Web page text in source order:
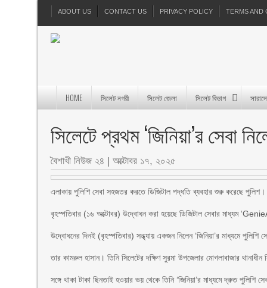
ABOUT US CONTACT US PRIVACY POLICY TERMS AND
HOME সিলেট নগরী সিলেট জেলা সিলেট বিভাগ
সিলেটে প্রথম ‘জিনিয়া’র সেবা
বৈশাখী নিউজ ২৪ | অক্টোবর ১৭, ২০২৫
এলাকায় পুলিশি সেবা সহজতর করতে ডিজিটাল পদ্ধতি ব্যবহার শুরু করেছে পুলিশ।
বৃহস্পতিবার (১৬ অক্টোবর) উদ্বোধন করা হয়েছে ডিজিটাল সেবার মাধ্যম
উদ্বোধনের দিনই (বৃহস্পতিবার) সন্ধ্যায় একজন নিলেন ‘জিনিয়া’র মাধ্যমে পুলিশি
তার কামরুল হাসান। তিনি সিলেটের দক্ষিণ সুরমা উপজেলার মোগলাবাজার
সঙ্গে থাকা টাকা ছিনতাই হওয়ার ভয় থেকে তিনি ‘জিনিয়া’র মাধ্যমে দ্রুত পুলিশি